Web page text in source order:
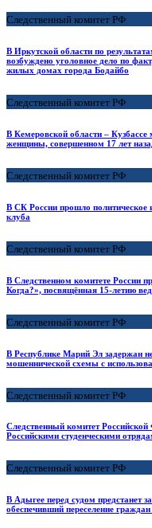
Следственный комитет РФ
В Иркутской области по
возбуждено уголовное дело по
жилых домах города Бодайбо
Следственный комитет РФ
В Кемеровской области –
женщины, совершенном 17 лет
Следственный комитет РФ
В СК России прошло политическое
клуба
Следственный комитет РФ
В Следственном комитете России
Когда?», посвящённая 15-летию
Следственный комитет РФ
В Республике Марий Эл задержан
мошеннической схемы с
Следственный комитет РФ
Следственный комитет Российской
Российскими студенческими
Следственный комитет РФ
В Адыгее перед судом предстанет
обеспечивший переселение